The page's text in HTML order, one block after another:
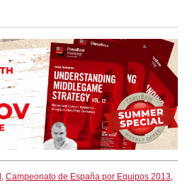
, Campeonato de España por Equipos 2013,